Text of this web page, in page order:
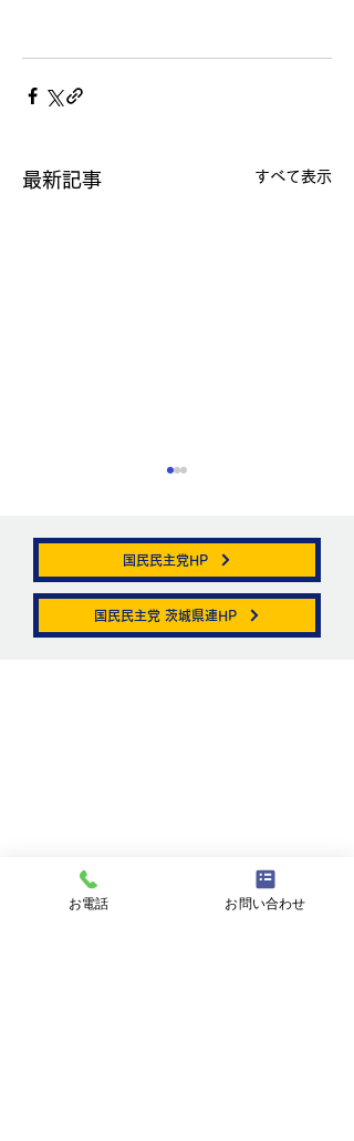
最新記事 すべて表示
帯状疱疹。
国民民主党HP
国民民主党 茨城県連HP
メールアドレス
お電話 お問い合わせ